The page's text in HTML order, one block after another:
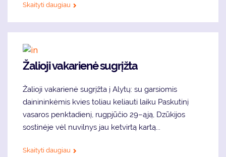
Skaityti daugiau
Žalioji vakarienė sugrįžta
Žalioji vakarienė sugrįžta į Alytų: su garsiomis
dainininkėmis kvies toliau keliauti laiku Paskutinį
vasaros penktadienį, rugpjūčio 29–ąją, Dzūkijos
sostinėje vėl nuvilnys jau ketvirtą kartą...
Skaityti daugiau